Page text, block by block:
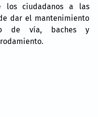
los ciudadanos a las
dar el mantenimiento
de vía, baches y